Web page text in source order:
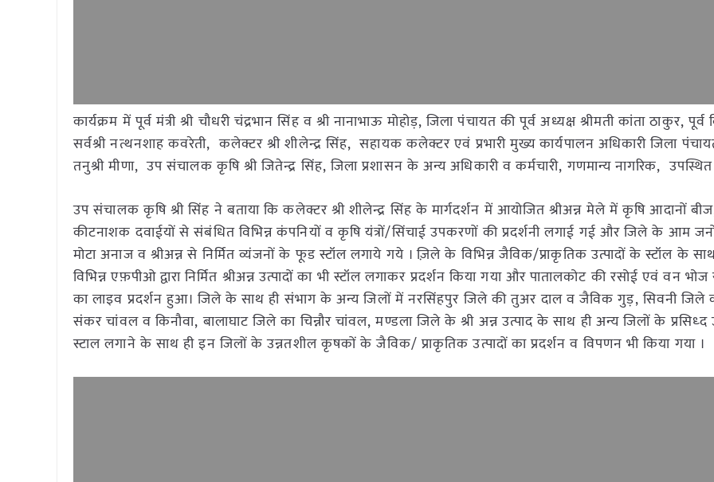
कार्यक्रम में पूर्व मंत्री श्री चौधरी चंद्रभान सिंह व श्री नानाभाऊ मोहोड़, जिला पंचायत की पूर्व अध्यक्ष श्रीमती कांता ठाकुर,
सर्वश्री नत्थनशाह कवरेती, कलेक्टर श्री शीलेन्द्र सिंह, सहायक कलेक्टर एवं प्रभारी मुख्य कार्यपालन अधिकारी जिला
तनुश्री मीणा, उप संचालक कृषि श्री जितेन्द्र सिंह, जिला प्रशासन के अन्य अधिकारी व कर्मचारी, गणमान्य नागरिक,
उप संचालक कृषि श्री सिंह ने बताया कि कलेक्टर श्री शीलेन्द्र सिंह के मार्गदर्शन में आयोजित श्रीअन्न मेले में कृषि आदानों
कीटनाशक दवाईयों से संबंधित विभिन्न कंपनियों व कृषि यंत्रों/सिंचाई उपकरणों की प्रदर्शनी लगाई गई और जिले के आम
मोटा अनाज व श्रीअन्न से निर्मित व्यंजनों के फूड स्टॉल लगाये गये । ज़िले के विभिन्न जैविक/प्राकृतिक उत्पादों के स्टॉल के
विभिन्न एफ़पीओ द्वारा निर्मित श्रीअन्न उत्पादों का भी स्टॉल लगाकर प्रदर्शन किया गया और पातालकोट की रसोई एवं वन
का लाइव प्रदर्शन हुआ। जिले के साथ ही संभाग के अन्य जिलों में नरसिंहपुर जिले की तुअर दाल व जैविक गुड़, सिवनी जिले
संकर चांवल व किनौवा, बालाघाट जिले का चिन्नौर चांवल, मण्डला जिले के श्री अन्न उत्पाद के साथ ही अन्य जिलों के प्रसिध्द
स्टाल लगाने के साथ ही इन जिलों के उन्नतशील कृषकों के जैविक/ प्राकृतिक उत्पादों का प्रदर्शन व विपणन भी किया गया ।